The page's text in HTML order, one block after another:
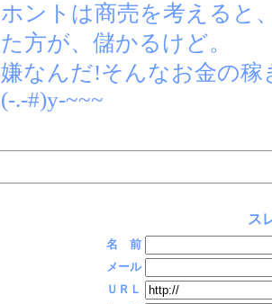
ホントは商売を考えると
た方が、儲かるけど。
嫌なんだ!そんなお金の稼
(-.-#)y-~~~
ス
名 前
メール
ＵＲＬ